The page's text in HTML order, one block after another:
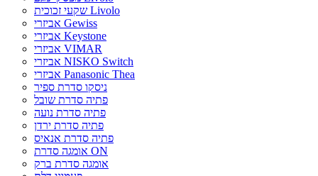
שקעי זכוכית Livolo
אביזרי Gewiss
אביזרי Keystone
אביזרי VIMAR
אביזרי NISKO Switch
אביזרי Panasonic Thea
ניסקו סדרת ספיר
פתיה סדרת שובל
פתיה סדרת נועה
פתיה סדרת ירדן
פתיה סדרת אנאיס
אומגה סדרת ON
אומגה סדרת ברק